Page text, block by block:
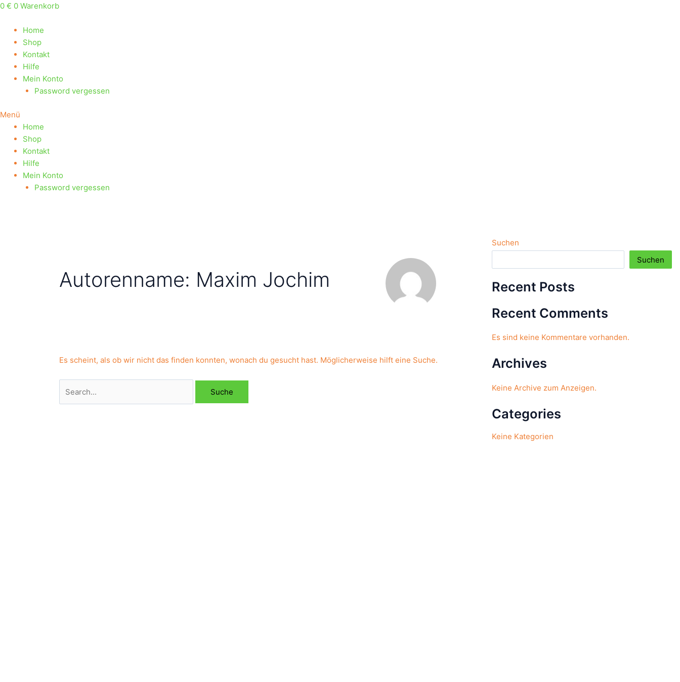
Zum
springen
0 € 0 Warenkorb
Home
Shop
Kontakt
Hilfe
Mein Konto
Password vergessen
Menü
Home
Shop
Kontakt
Hilfe
Mein Konto
Password vergessen
Autorenname: Maxim Jochim
Es scheint, als ob wir nicht das finden konnten, wonach du gesucht hast. Möglicherweise hilft eine Suche.
Suchen
Suchen
Suchen
Recent Posts
Recent Comments
Es sind keine Kommentare vorhanden.
Archives
Keine Archive zum Anzeigen.
Categories
Keine Kategorien